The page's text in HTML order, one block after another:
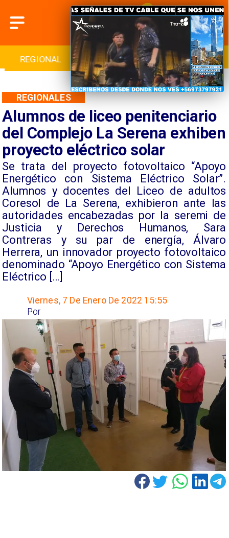
INTERNACIONAL DEPORTES CULTURA
Alumnos de liceo penitenciario
del Complejo La Serena exhiben
proyecto eléctrico solar
Se trata del proyecto fotovoltaico “Apoyo
Energético con Sistema Eléctrico Solar”.
Alumnos y docentes del Liceo de adultos
Coresol de La Serena, exhibieron ante las
autoridades encabezadas por la seremi de
Justicia y Derechos Humanos, Sara
Contreras y su par de energía, Álvaro
Herrera, un innovador proyecto fotovoltaico
denominado “Apoyo Energético con Sistema
Eléctrico […]
REGIONALES
Viernes, 7 De Enero De 2022 15:55
Por